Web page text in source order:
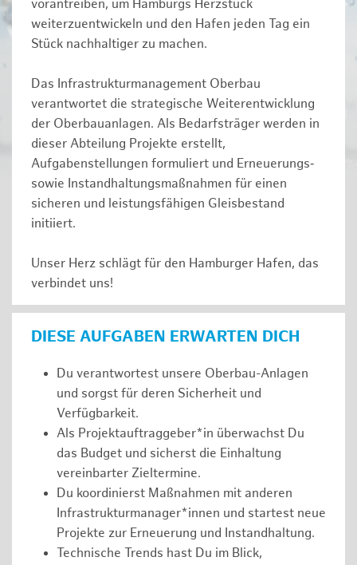
vorantreiben, um Hamburgs Herzstück
weiterzuentwickeln und den Hafen jeden Tag ein
Stück nachhaltiger zu machen.
Das Infrastrukturmanagement Oberbau
verantwortet die strategische Weiterentwicklung
der Oberbauanlagen. Als Bedarfsträger werden in
dieser Abteilung Projekte erstellt,
Aufgabenstellungen formuliert und Erneuerungs‑
sowie Instandhaltungsmaßnahmen für einen
sicheren und leistungsfähigen Gleisbestand
initiiert.
Unser Herz schlägt für den Hamburger Hafen, das
verbindet uns!
DIESE AUFGABEN ERWARTEN DICH
Du verantwortest unsere Oberbau-Anlagen
und sorgst für deren Sicherheit und
Verfügbarkeit.
Als Projektauftraggeber*in überwachst Du
das Budget und sicherst die Einhaltung
vereinbarter Zieltermine.
Du koordinierst Maßnahmen mit anderen
Infrastrukturmanager*innen und startest neue
Projekte zur Erneuerung und Instandhaltung.
Technische Trends hast Du im Blick,